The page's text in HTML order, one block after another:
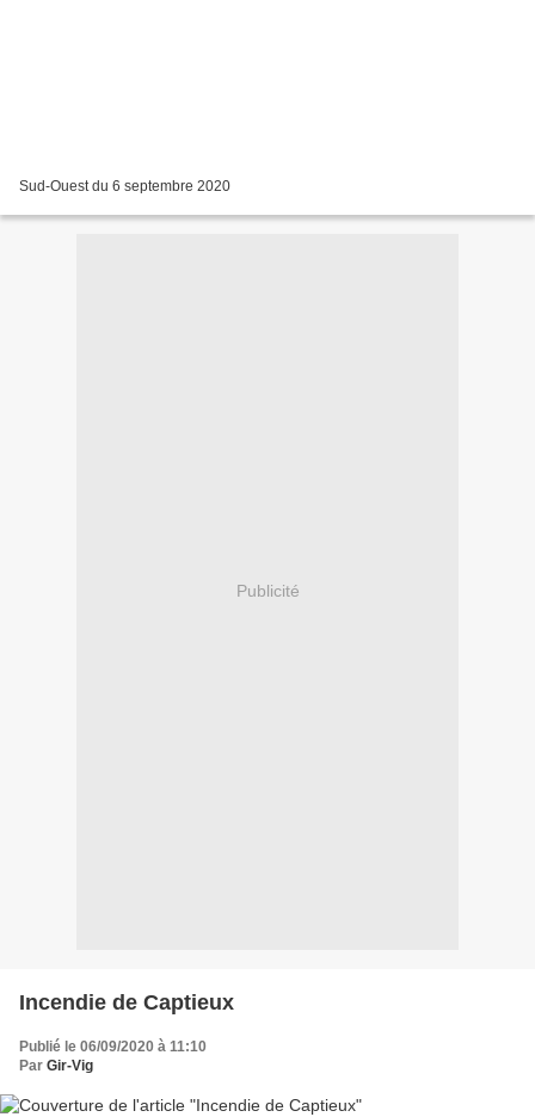
Sud-Ouest du 6 septembre 2020
Publicité
Incendie de Captieux
Publié le 06/09/2020 à 11:10
Par Gir-Vig